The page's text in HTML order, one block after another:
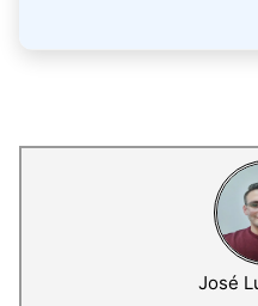
José